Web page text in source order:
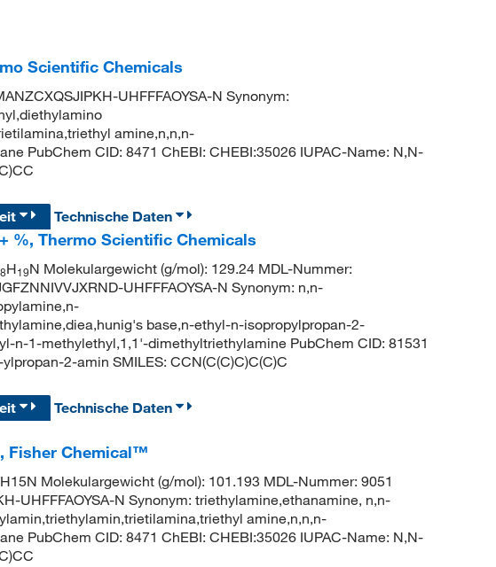
Scientific Chemicals
UHFFFAOYSA-N Synonym:
amine,n,n,n-
PubChem CID: 8471 ChEBI: CHEBI:35026 IUPAC-Name: N,N-
Technische Daten
%, Thermo Scientific Chemicals
8H19N Molekulargewicht (g/mol): 129.24 MDL-Nummer:
UHFFFAOYSA-N Synonym: n,n-
base,n-ethyl-n-isopropylpropan-2-
n-1-methylethyl,1,1'-dimethyltriethylamine PubChem CID: 81531
2-amin SMILES: CCN(C(C)C)C(C)C
Technische Daten
Fisher Chemical™
Molekulargewicht (g/mol): 101.193 MDL-Nummer: 9051
UHFFFAOYSA-N Synonym: triethylamine,ethanamine, n,n-
amine,n,n,n-
PubChem CID: 8471 ChEBI: CHEBI:35026 IUPAC-Name: N,N-